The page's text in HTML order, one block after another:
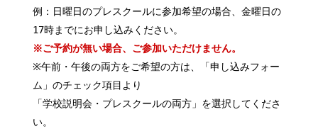
例：日曜日のプレスクールに参加希望の場合、金曜日の
17時までにお申し込みください。
※ご予約が無い場合、ご参加いただけません。
※午前・午後の両方をご希望の方は、「申し込みフォー
ム」のチェック項目より
「学校説明会・プレスクールの両方」を選択してくださ
い。